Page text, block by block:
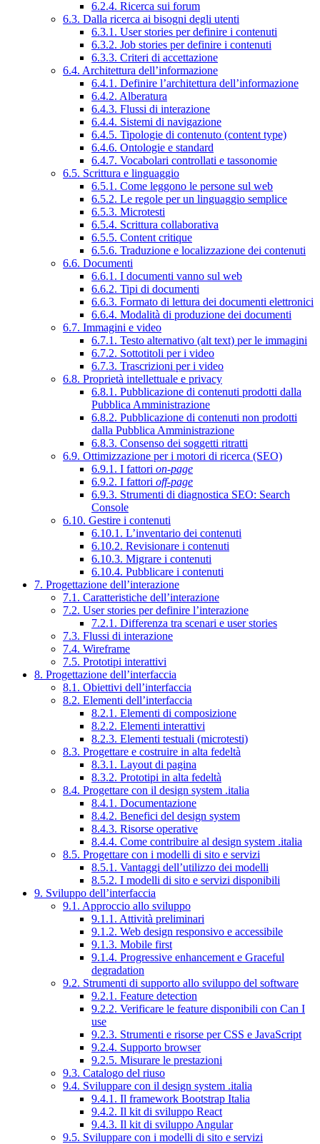
6.2.4. Ricerca sui forum
6.3. Dalla ricerca ai bisogni degli utenti
6.3.1. User stories per definire i contenuti
6.3.2. Job stories per definire i contenuti
6.3.3. Criteri di accettazione
6.4. Architettura dell’informazione
6.4.1. Definire l’architettura dell’informazione
6.4.2. Alberatura
6.4.3. Flussi di interazione
6.4.4. Sistemi di navigazione
6.4.5. Tipologie di contenuto (content type)
6.4.6. Ontologie e standard
6.4.7. Vocabolari controllati e tassonomie
6.5. Scrittura e linguaggio
6.5.1. Come leggono le persone sul web
6.5.2. Le regole per un linguaggio semplice
6.5.3. Microtesti
6.5.4. Scrittura collaborativa
6.5.5. Content critique
6.5.6. Traduzione e localizzazione dei contenuti
6.6. Documenti
6.6.1. I documenti vanno sul web
6.6.2. Tipi di documenti
6.6.3. Formato di lettura dei documenti elettronici
6.6.4. Modalità di produzione dei documenti
6.7. Immagini e video
6.7.1. Testo alternativo (alt text) per le immagini
6.7.2. Sottotitoli per i video
6.7.3. Trascrizioni per i video
6.8. Proprietà intellettuale e privacy
6.8.1. Pubblicazione di contenuti prodotti dalla
Pubblica Amministrazione
6.8.2. Pubblicazione di contenuti non prodotti
dalla Pubblica Amministrazione
6.8.3. Consenso dei soggetti ritratti
6.9. Ottimizzazione per i motori di ricerca (SEO)
6.9.1. I fattori on-page
6.9.2. I fattori off-page
6.9.3. Strumenti di diagnostica SEO: Search
Console
6.10. Gestire i contenuti
6.10.1. L’inventario dei contenuti
6.10.2. Revisionare i contenuti
6.10.3. Migrare i contenuti
6.10.4. Pubblicare i contenuti
7. Progettazione dell’interazione
7.1. Caratteristiche dell’interazione
7.2. User stories per definire l’interazione
7.2.1. Differenza tra scenari e user stories
7.3. Flussi di interazione
7.4. Wireframe
7.5. Prototipi interattivi
8. Progettazione dell’interfaccia
8.1. Obiettivi dell’interfaccia
8.2. Elementi dell’interfaccia
8.2.1. Elementi di composizione
8.2.2. Elementi interattivi
8.2.3. Elementi testuali (microtesti)
8.3. Progettare e costruire in alta fedeltà
8.3.1. Layout di pagina
8.3.2. Prototipi in alta fedeltà
8.4. Progettare con il design system .italia
8.4.1. Documentazione
8.4.2. Benefici del design system
8.4.3. Risorse operative
8.4.4. Come contribuire al design system .italia
8.5. Progettare con i modelli di sito e servizi
8.5.1. Vantaggi dell’utilizzo dei modelli
8.5.2. I modelli di sito e servizi disponibili
9. Sviluppo dell’interfaccia
9.1. Approccio allo sviluppo
9.1.1. Attività preliminari
9.1.2. Web design responsivo e accessibile
9.1.3. Mobile first
9.1.4. Progressive enhancement e Graceful
degradation
9.2. Strumenti di supporto allo sviluppo del software
9.2.1. Feature detection
9.2.2. Verificare le feature disponibili con Can I
use
9.2.3. Strumenti e risorse per CSS e JavaScript
9.2.4. Supporto browser
9.2.5. Misurare le prestazioni
9.3. Catalogo del riuso
9.4. Sviluppare con il design system .italia
9.4.1. Il framework Bootstrap Italia
9.4.2. Il kit di sviluppo React
9.4.3. Il kit di sviluppo Angular
9.5. Sviluppare con i modelli di sito e servizi